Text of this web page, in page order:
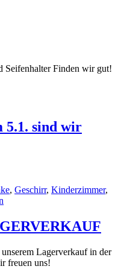
Seifenhalter Finden wir gut!
5.1. sind wir
, Geschirr, Kinderzimmer,
Lagerverkauf in der
freuen uns!